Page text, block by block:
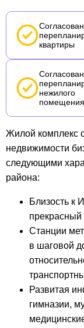
квартиры
нежилого
помещения
Жилой комплекс
недвижимости
следующими
района:
Близость к
Станции
в шаговой
Развитая
гимназии,